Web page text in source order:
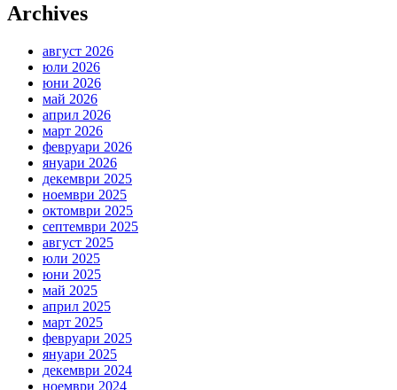
Archives
август 2026
юли 2026
юни 2026
май 2026
април 2026
март 2026
февруари 2026
януари 2026
декември 2025
ноември 2025
октомври 2025
септември 2025
август 2025
юли 2025
юни 2025
май 2025
април 2025
март 2025
февруари 2025
януари 2025
декември 2024
ноември 2024